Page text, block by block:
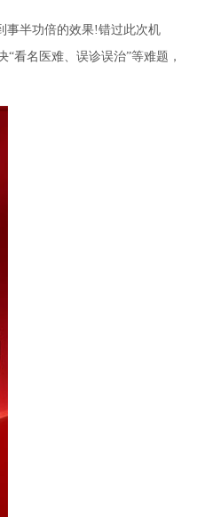
半功倍的效果!错过此次机
看名医难、误诊误治”等难题，